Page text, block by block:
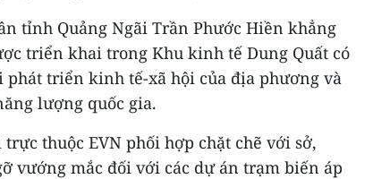
tỉnh Quảng Ngãi Trần Phước Hiền khẳng
triển khai trong Khu kinh tế Dung Quất có
triển kinh tế-xã hội của địa phương và
lượng quốc gia.
thuộc EVN phối hợp chặt chẽ với sở,
vướng mắc đối với các dự án trạm biến áp